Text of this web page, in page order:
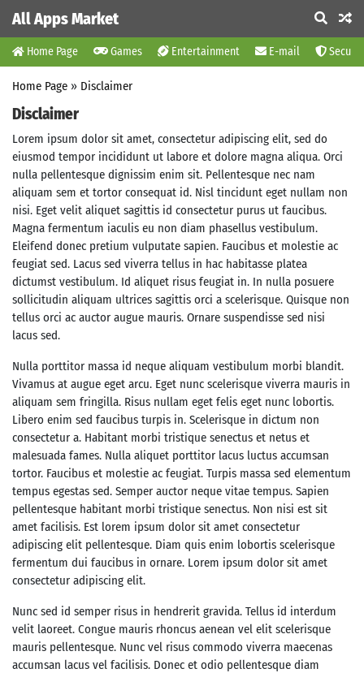
All Apps Market
Home Page Games Entertainment E-mail
Home Page » Disclaimer
Disclaimer
Lorem ipsum dolor sit amet, consectetur adipiscing elit, sed do
eiusmod tempor incididunt ut labore et dolore magna aliqua. Orci
nulla pellentesque dignissim enim sit. Pellentesque nec nam
aliquam sem et tortor consequat id. Nisl tincidunt eget nullam non
nisi. Eget velit aliquet sagittis id consectetur purus ut faucibus.
Magna fermentum iaculis eu non diam phasellus vestibulum.
Eleifend donec pretium vulputate sapien. Faucibus et molestie ac
feugiat sed. Lacus sed viverra tellus in hac habitasse platea
dictumst vestibulum. Id aliquet risus feugiat in. In nulla posuere
sollicitudin aliquam ultrices sagittis orci a scelerisque. Quisque non
tellus orci ac auctor augue mauris. Ornare suspendisse sed nisi
lacus sed.
Nulla porttitor massa id neque aliquam vestibulum morbi blandit.
Vivamus at augue eget arcu. Eget nunc scelerisque viverra mauris in
aliquam sem fringilla. Risus nullam eget felis eget nunc lobortis.
Libero enim sed faucibus turpis in. Scelerisque in dictum non
consectetur a. Habitant morbi tristique senectus et netus et
malesuada fames. Nulla aliquet porttitor lacus luctus accumsan
tortor. Faucibus et molestie ac feugiat. Turpis massa sed elementum
tempus egestas sed. Semper auctor neque vitae tempus. Sapien
pellentesque habitant morbi tristique senectus. Non nisi est sit
amet facilisis. Est lorem ipsum dolor sit amet consectetur
adipiscing elit pellentesque. Diam quis enim lobortis scelerisque
fermentum dui faucibus in ornare. Lorem ipsum dolor sit amet
consectetur adipiscing elit.
Nunc sed id semper risus in hendrerit gravida. Tellus id interdum
velit laoreet. Congue mauris rhoncus aenean vel elit scelerisque
mauris pellentesque. Nunc vel risus commodo viverra maecenas
accumsan lacus vel facilisis. Donec et odio pellentesque diam